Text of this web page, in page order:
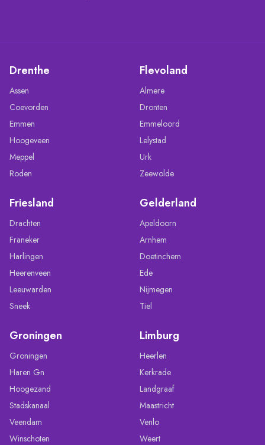
Drenthe
Assen
Coevorden
Emmen
Hoogeveen
Meppel
Roden
Flevoland
Almere
Dronten
Emmeloord
Lelystad
Urk
Zeewolde
Friesland
Drachten
Franeker
Harlingen
Heerenveen
Leeuwarden
Sneek
Gelderland
Apeldoorn
Arnhem
Doetinchem
Ede
Nijmegen
Tiel
Groningen
Groningen
Haren Gn
Hoogezand
Stadskanaal
Veendam
Winschoten
Limburg
Heerlen
Kerkrade
Landgraaf
Maastricht
Venlo
Weert